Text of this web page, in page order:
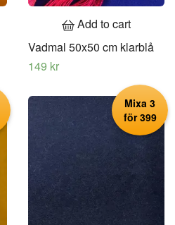
Add to cart
Vadmal 50x50 cm klarblå
149 kr
Mixa 3
för 399